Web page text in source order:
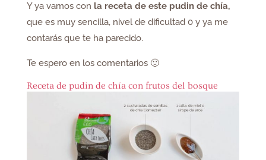
Y ya vamos con la receta de este pudin de chía,
que es muy sencilla, nivel de dificultad 0 y ya me
contarás que te ha parecido.
Te espero en los comentarios 🙂
Receta de pudin de chía con frutos del bosque